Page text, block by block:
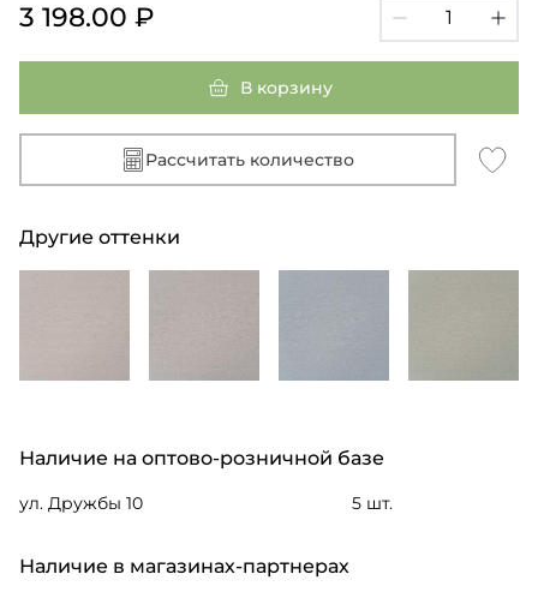
3 198.00 ₽
В корзину
Рассчитать количество
Другие оттенки
Наличие на оптово-розничной базе
ул. Дружбы 10 5 шт.
Наличие в магазинах-партнерах